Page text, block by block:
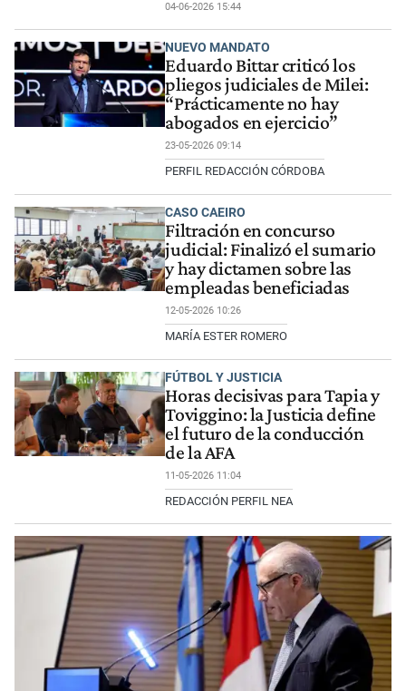
04-06-2026 15:44
NUEVO MANDATO
Eduardo Bittar criticó los
pliegos judiciales de Milei:
“Prácticamente no hay
abogados en ejercicio”
23-05-2026 09:14
PERFIL REDACCIÓN CÓRDOBA
CASO CAEIRO
Filtración en concurso
judicial: Finalizó el sumario
y hay dictamen sobre las
empleadas beneficiadas
12-05-2026 10:26
MARÍA ESTER ROMERO
FÚTBOL Y JUSTICIA
Horas decisivas para Tapia y
Toviggino: la Justicia define
el futuro de la conducción
de la AFA
11-05-2026 11:04
REDACCIÓN PERFIL NEA